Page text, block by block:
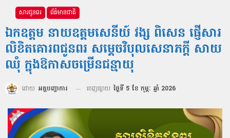
សារជូនពរ ព័ត៌មានជាតិ
ឯកឧត្ដម នាយឧត្ដមសេនីយ៍ វង្ស ពិសេន ផ្ញើសារ
លិខិតគោរពជូនពរ សម្តេចវិបុលសេនាភក្តី សាយ
ឈុំ ក្នុងឱកាសចម្រើនជន្មាយុ
ដោយ អគ្គបញ្ជាការ ចេញផ្សាយ ថ្ងៃទី 5 ខែ កុម្ភៈ ឆ្នាំ 2026